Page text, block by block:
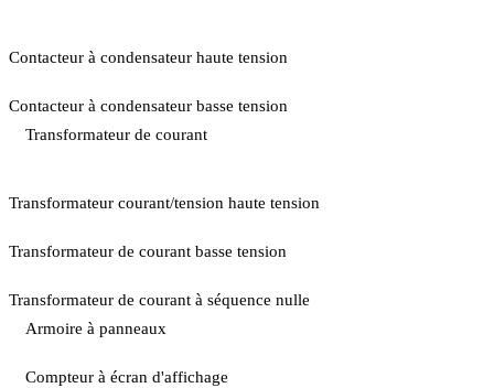
Contacteur à condensateur haute tension
Contacteur à condensateur basse tension
Transformateur de courant
Transformateur courant/tension haute tension
Transformateur de courant basse tension
Transformateur de courant à séquence nulle
Armoire à panneaux
Compteur à écran d'affichage